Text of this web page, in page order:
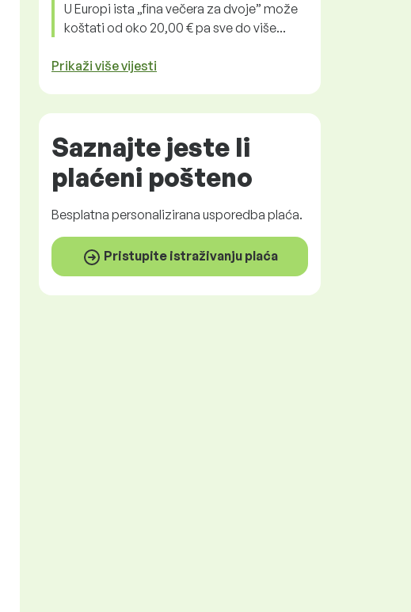
U Europi ista „fina večera za dvoje” može
koštati od oko 20,00 € pa sve do više...
Prikaži više vijesti
Saznajte jeste li
plaćeni pošteno
Besplatna personalizirana usporedba plaća.
Pristupite istraživanju plaća